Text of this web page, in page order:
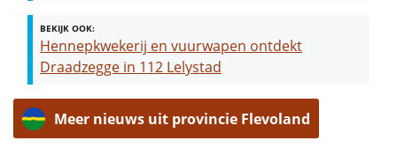
BEKIJK OOK:
Hennepkwekerij en vuurwapen ontdekt
Draadzegge in 112 Lelystad
Meer nieuws uit provincie Flevoland